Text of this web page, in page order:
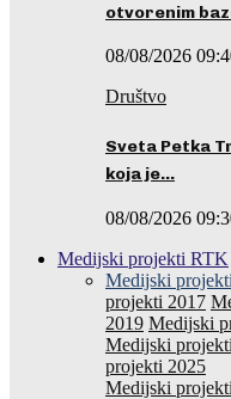
otvorenim
08/08/2026
Društvo
Sveta Petka
koja je…
08/08/2026
Medijski projekti RTK
Medijski
projekti 2017
2019 Medijski
Medijski
projekti 2025
Medijski